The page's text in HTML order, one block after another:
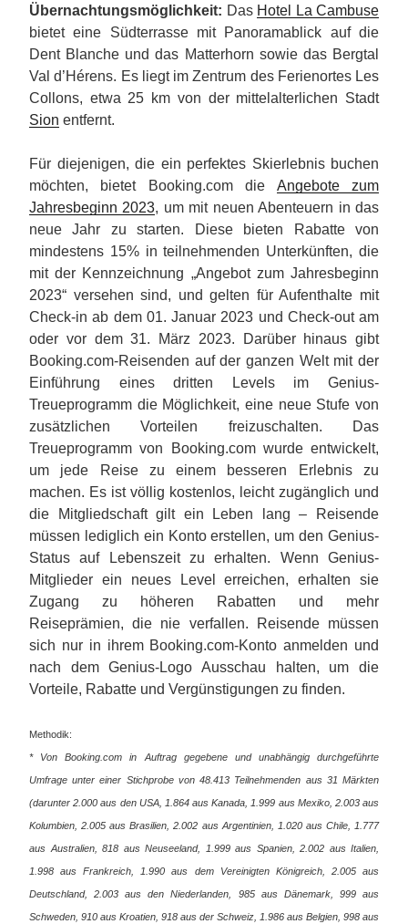
Übernachtungsmöglichkeit: Das Hotel La Cambuse
bietet eine Südterrasse mit Panoramablick auf die
Dent Blanche und das Matterhorn sowie das Bergtal
Val d’Hérens. Es liegt im Zentrum des Ferienortes Les
Collons, etwa 25 km von der mittelalterlichen Stadt
Sion entfernt.
Für diejenigen, die ein perfektes Skierlebnis buchen
möchten, bietet Booking.com die Angebote zum
Jahresbeginn 2023, um mit neuen Abenteuern in das
neue Jahr zu starten. Diese bieten Rabatte von
mindestens 15% in teilnehmenden Unterkünften, die
mit der Kennzeichnung „Angebot zum Jahresbeginn
2023“ versehen sind, und gelten für Aufenthalte mit
Check-in ab dem 01. Januar 2023 und Check-out am
oder vor dem 31. März 2023. Darüber hinaus gibt
Booking.com-Reisenden auf der ganzen Welt mit der
Einführung eines dritten Levels im Genius-
Treueprogramm die Möglichkeit, eine neue Stufe von
zusätzlichen Vorteilen freizuschalten. Das
Treueprogramm von Booking.com wurde entwickelt,
um jede Reise zu einem besseren Erlebnis zu
machen. Es ist völlig kostenlos, leicht zugänglich und
die Mitgliedschaft gilt ein Leben lang – Reisende
müssen lediglich ein Konto erstellen, um den Genius-
Status auf Lebenszeit zu erhalten. Wenn Genius-
Mitglieder ein neues Level erreichen, erhalten sie
Zugang zu höheren Rabatten und mehr
Reiseprämien, die nie verfallen. Reisende müssen
sich nur in ihrem Booking.com-Konto anmelden und
nach dem Genius-Logo Ausschau halten, um die
Vorteile, Rabatte und Vergünstigungen zu finden.
Methodik:
* Von Booking.com in Auftrag gegebene und unabhängig durchgeführte
Umfrage unter einer Stichprobe von 48.413 Teilnehmenden aus 31 Märkten
(darunter 2.000 aus den USA, 1.864 aus Kanada, 1.999 aus Mexiko, 2.003 aus
Kolumbien, 2.005 aus Brasilien, 2.002 aus Argentinien, 1.020 aus Chile, 1.777
aus Australien, 818 aus Neuseeland, 1.999 aus Spanien, 2.002 aus Italien,
1.998 aus Frankreich, 1.990 aus dem Vereinigten Königreich, 2.005 aus
Deutschland, 2.003 aus den Niederlanden, 985 aus Dänemark, 999 aus
Schweden, 910 aus Kroatien, 918 aus der Schweiz, 1.986 aus Belgien, 998 aus